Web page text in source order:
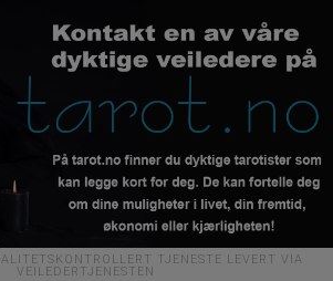
TJENESTE LEVERT VIA
VEILEDERTJENESTEN